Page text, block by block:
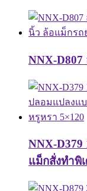
NNX-
NNX-D379
แม็กสั่งทำพิ